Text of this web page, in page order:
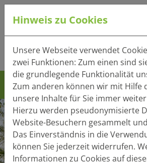
Tel.:+49 (0) 41 32 -
Mail:info(at)heger-
Hinweis zu Cookies
Unsere Webseite verwendet
zwei Funktionen: Zum einen sind
die grundlegende Funktionalität
Zum anderen können wir mit Hilfe
unsere Inhalte für Sie immer
Hierzu werden pseudonymisierte
Website-Besuchern gesammelt
Das Einverständnis in die
können Sie jederzeit widerrufen.
Informationen zu Cookies auf